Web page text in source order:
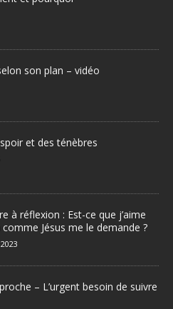
son plan – vidéo
et des ténèbres
à réflexion : Est-ce que j’aime
Jésus me le demande ?
– L’urgent besoin de suivre